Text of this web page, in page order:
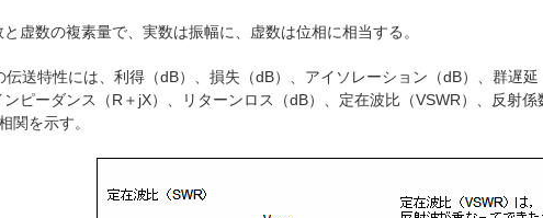
虚数の複素量で、実数は振幅に、虚数は位相に相当する。
伝送特性には、利得（dB）、損失（dB）、アイソレーション（dB）、群遅
ピーダンス（R＋jX）、リターンロス（dB）、定在波比（VSWR）、反射係
関を示す。